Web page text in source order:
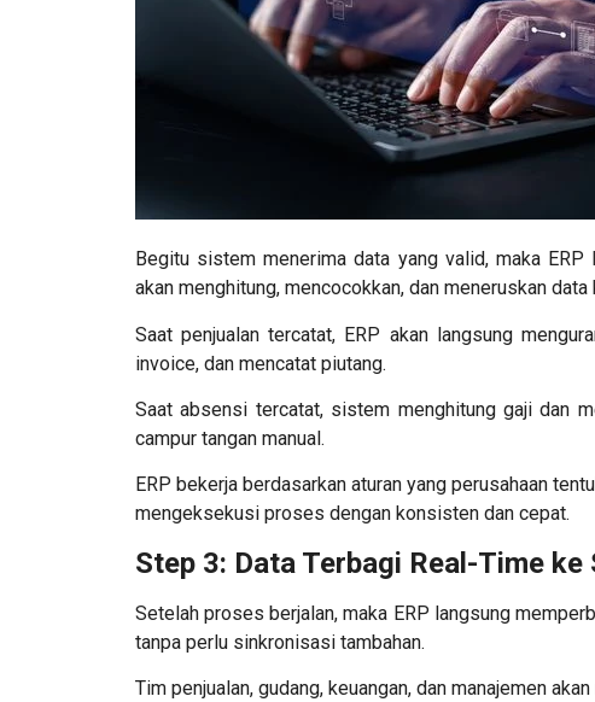
Begitu sistem menerima data yang valid, maka
akan menghitung, mencocokkan, dan meneruskan
Saat penjualan tercatat, ERP akan langsung
invoice, dan mencatat piutang.
Saat absensi tercatat, sistem menghitung gaji dan
campur tangan manual.
ERP bekerja berdasarkan aturan yang perusahaan
mengeksekusi proses dengan konsisten dan cepat.
Step 3: Data Terbagi Real-Time ke
Setelah proses berjalan, maka ERP langsung
tanpa perlu sinkronisasi tambahan.
Tim penjualan, gudang, keuangan, dan manajemen